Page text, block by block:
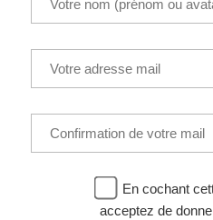
En cochant
acceptez de